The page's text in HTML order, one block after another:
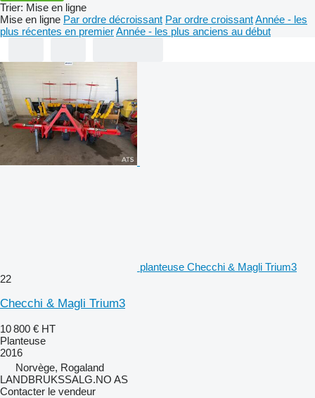
Trier: Mise en ligne
Mise en ligne Par ordre décroissant Par ordre croissantAnnée - les
plus récentes en premierAnnée - les plus anciens au début
planteuse Checchi & Magli Trium3
22
Checchi & Magli Trium3
10 800 € HT
Planteuse
2016
Norvège, Rogaland
LANDBRUKSSALG.NO AS
Contacter le vendeur